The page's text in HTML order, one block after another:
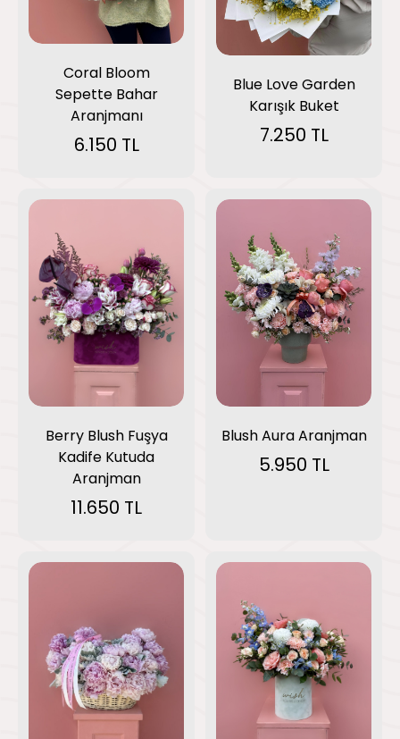
Coral Bloom
Sepette Bahar
Aranjmanı
6.150 TL
Blue Love Garden
Karışık Buket
7.250 TL
Berry Blush Fuşya
Kadife Kutuda
Aranjman
11.650 TL
Blush Aura Aranjman
5.950 TL